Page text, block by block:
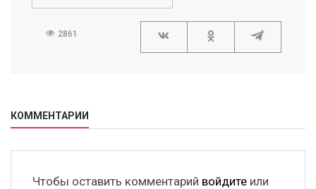
2861
КОММЕНТАРИИ
Чтобы оставить комментарий войдите или